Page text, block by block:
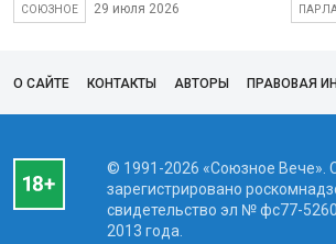
СОЮЗНОЕ 29 июля 2026
О САЙТЕ КОНТАКТЫ АВТОРЫ ПРАВОВАЯ
© 1991-2026 «Союзное Вече».
зарегистрировано
свидетельство эл № фc77-
2013 года.